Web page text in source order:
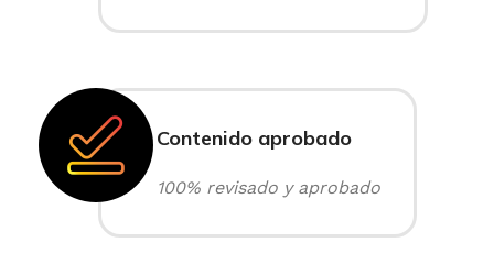
Contenido aprobado
100% revisado y aprobado